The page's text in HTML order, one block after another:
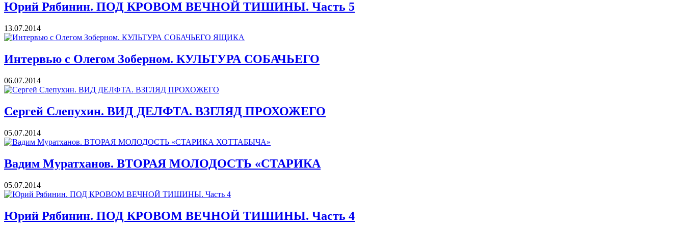
Юрий Рябинин. ПОД КРОВОМ ВЕЧНОЙ ТИШИНЫ. Часть 5
13.07.2014
Интервью с Олегом Зоберном. КУЛЬТУРА СОБАЧЬЕГО
06.07.2014
Cергей Слепухин. ВИД ДЕЛФТА. ВЗГЛЯД ПРОХОЖЕГО
05.07.2014
Вадим Муратханов. ВТОРАЯ МОЛОДОСТЬ «СТАРИКА
05.07.2014
Юрий Рябинин. ПОД КРОВОМ ВЕЧНОЙ ТИШИНЫ. Часть 4